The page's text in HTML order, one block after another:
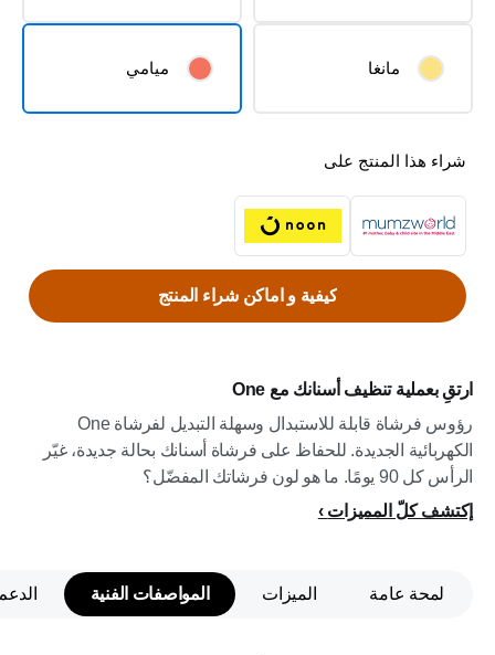
ارتقِ بعملية تنظيف أسنانك مع One
رؤوس فرشاة قابلة للاستبدال وسهلة التبديل لفرشاة One
الكهربائية الجديدة. للحفاظ على فرشاة أسنانك بحالة جديدة، غيّر
الرأس كل 90 يومًا. ما هو لون فرشاتك المفضّل؟
إكتشف كلّ المميزات
مانغا ميامي
شراء هذا المنتج على
كيفية و اماكن شراء المنتج
لمحة عامة الميزات المواصفات الفنية